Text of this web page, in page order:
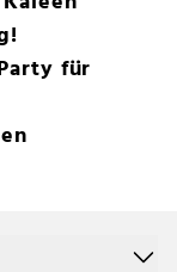
für